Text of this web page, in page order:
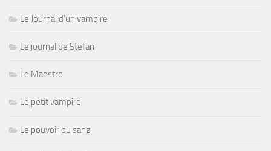
Le Journal d'un vampire
Le journal de Stefan
Le Maestro
Le petit vampire
Le pouvoir du sang